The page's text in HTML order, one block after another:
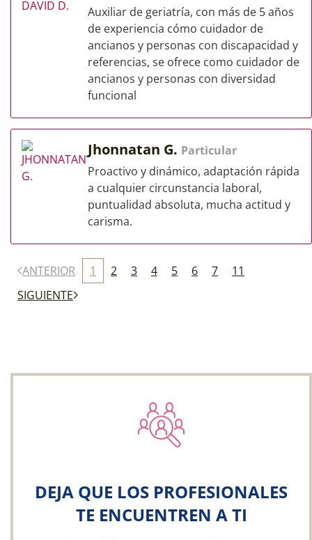
Auxiliar de geriatría, con más de 5 años
de experiencia cómo cuidador de
ancianos y personas con discapacidad y
referencias, se ofrece como cuidador de
ancianos y personas con diversidad
funcional
Jhonnatan G. Particular
Proactivo y dinámico, adaptación rápida
a cualquier circunstancia laboral,
puntualidad absoluta, mucha actitud y
carisma.
ANTERIOR 1 2 3 4 5 6 7
11
SIGUIENTE
DEJA QUE LOS PROFESIONALES
TE ENCUENTREN A TI